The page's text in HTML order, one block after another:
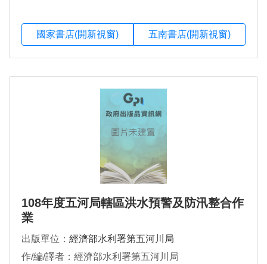
國家書店(開新視窗) 五南書店(開新視窗)
108年度五河局轄區洪水預警及防汛整合作
業
出版單位： 經濟部水利署第五河川局
作/編/譯者：經濟部水利署第五河川局